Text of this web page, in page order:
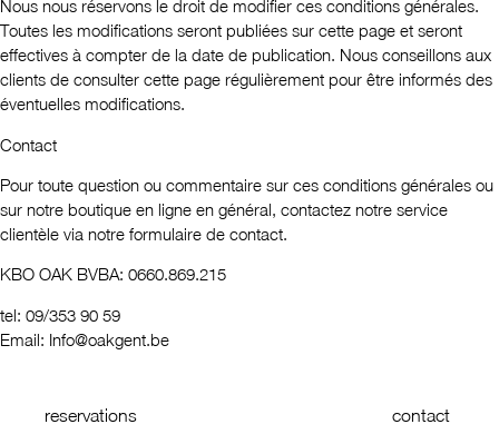
Nous nous réservons le droit de modifier ces conditions générales.
Toutes les modifications seront publiées sur cette page et seront
effectives à compter de la date de publication. Nous conseillons aux
clients de consulter cette page régulièrement pour être informés des
éventuelles modifications.
Contact
Pour toute question ou commentaire sur ces conditions générales ou
sur notre boutique en ligne en général, contactez notre service
clientèle via notre formulaire de contact.
KBO OAK BVBA: 0660.869.215
tel: 09/353 90 59
Email: Info@oakgent.be
reservations contact